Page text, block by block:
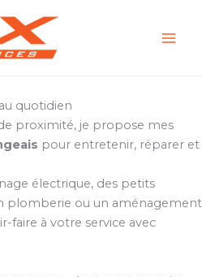
quotidien
proximité, je propose mes
pour entretenir, réparer et
électrique, des petits
plomberie ou un aménagement
faire à votre service avec